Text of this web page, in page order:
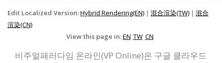
Edit Localized Version:Hybrid Rendering(EN) | 混合渲染(TW) | 混合
渲染(CN)
View this page in:EN TW CN
비주얼패러다임 온라인(VP Online)은 구글 클라우드